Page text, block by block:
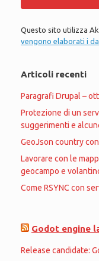
Questo sito utilizza
vengono elaborati i
Articoli recenti
Paragrafi Drupal –
Protezione di un
suggerimenti e
GeoJson country
Lavorare con le
geocampo e
Come RSYNC con
Godot engine
Release candidate: